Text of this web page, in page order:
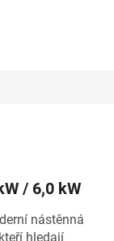
/ 6,0 kW
nástěnná
hledají